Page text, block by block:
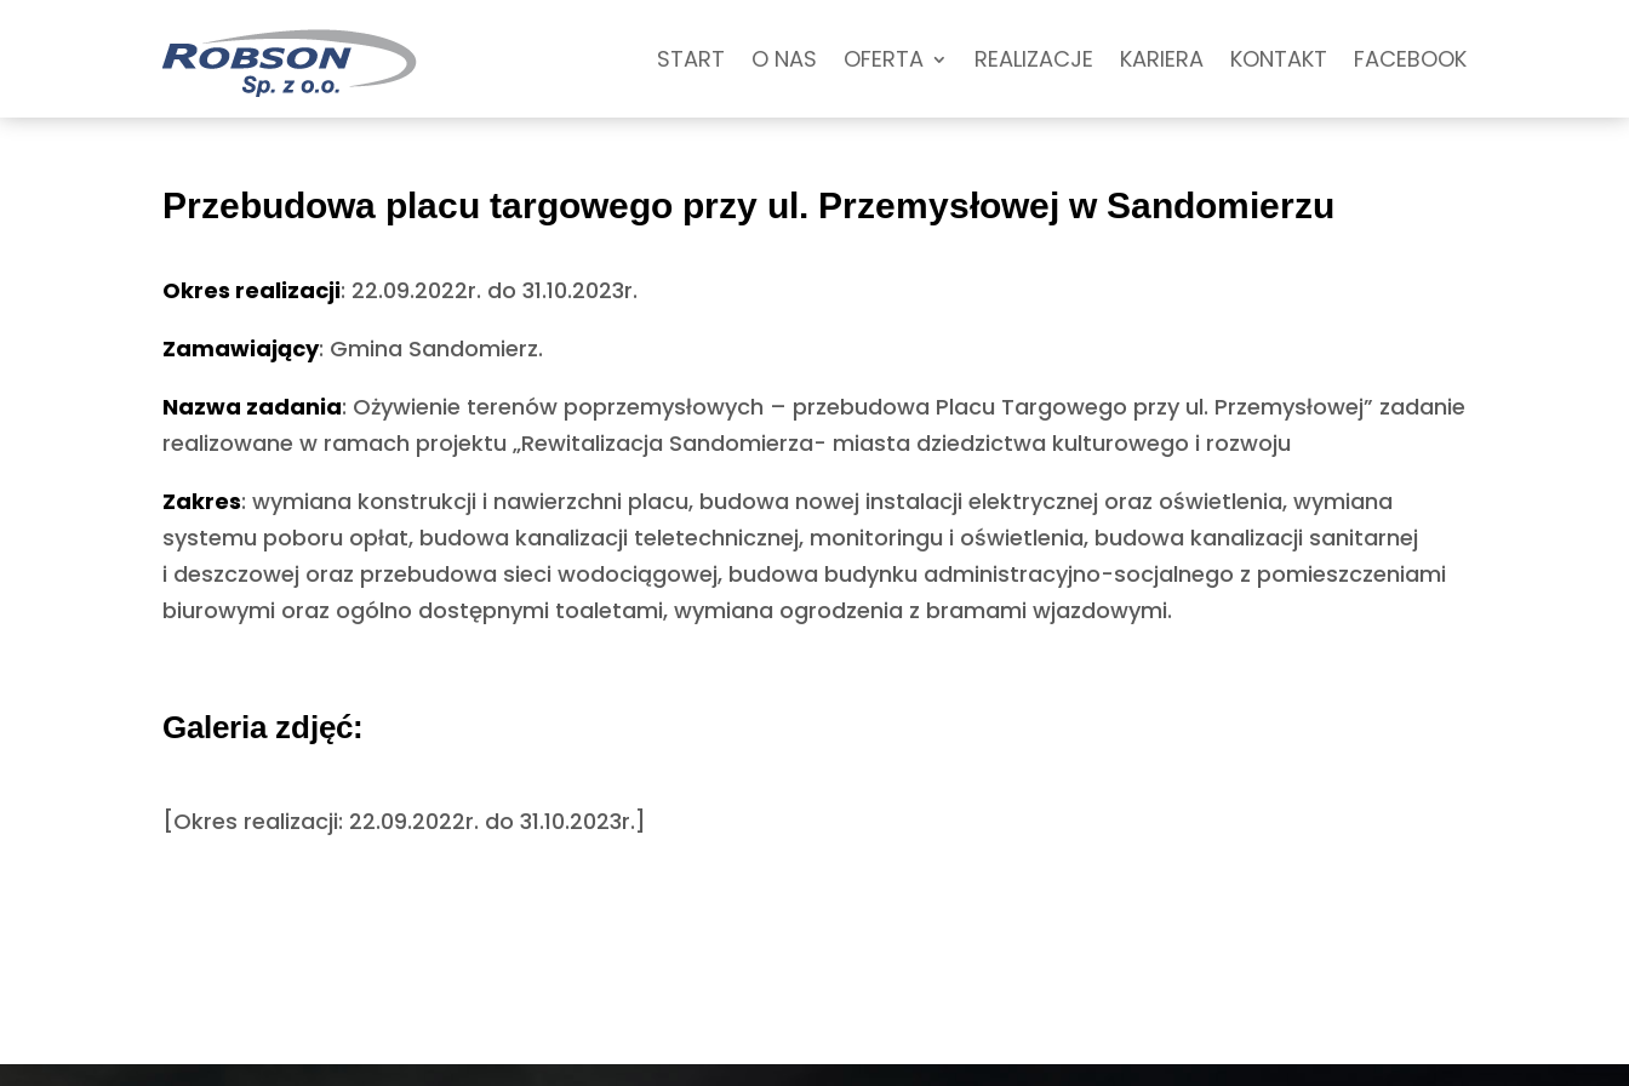
START O NAS OFERTA REALIZACJE KARIERA KONTAKT FACEBOOK
Przebudowa placu targowego przy ul. Przemysłowej w Sandomierzu
Okres realizacji: 22.09.2022r. do 31.10.2023r.
Zamawiający: Gmina Sandomierz.
Nazwa zadania: Ożywienie terenów poprzemysłowych – przebudowa Placu Targowego przy ul. Przemysłowej” zadanie
realizowane w ramach projektu „Rewitalizacja Sandomierza- miasta dziedzictwa kulturowego i rozwoju
Zakres: wymiana konstrukcji i nawierzchni placu, budowa nowej instalacji elektrycznej oraz oświetlenia, wymiana
systemu poboru opłat, budowa kanalizacji teletechnicznej, monitoringu i oświetlenia, budowa kanalizacji sanitarnej
i deszczowej oraz przebudowa sieci wodociągowej, budowa budynku administracyjno-socjalnego z pomieszczeniami
biurowymi oraz ogólno dostępnymi toaletami, wymiana ogrodzenia z bramami wjazdowymi.
Galeria zdjęć:
[Okres realizacji: 22.09.2022r. do 31.10.2023r.]